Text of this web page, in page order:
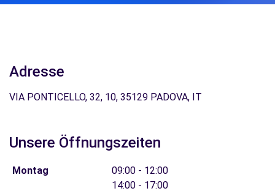
Adresse
VIA PONTICELLO, 32, 10, 35129 PADOVA, IT
Unsere Öffnungszeiten
Montag
09:00 - 12:00
14:00 - 17:00